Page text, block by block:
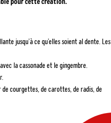
pour cette création.
jusqu’à ce qu’elles soient al dente. Les
la cassonade et le gingembre.
de courgettes, de carottes, de radis, de